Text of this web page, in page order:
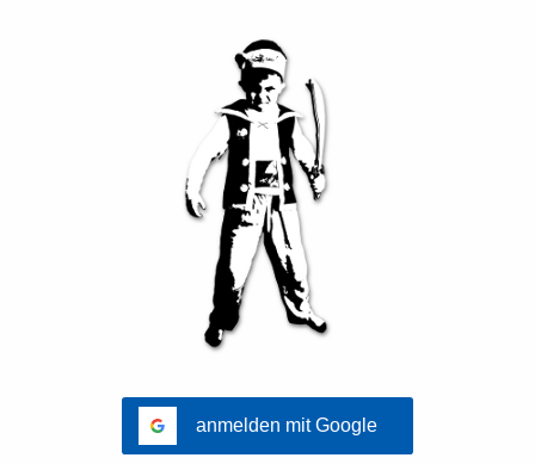
anmelden mit Google